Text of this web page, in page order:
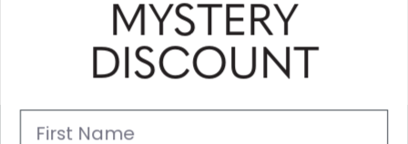
Sale up to 20% off for your next purchase in this month!
Support
MYSTERY
DISCOUNT
First Name